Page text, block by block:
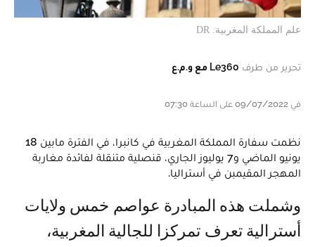
علم المملكة المغربية. DR
تحرير من طرف Le360 مع و.م.ع
في 09/07/2022 على الساعة 07:30
نظمت سفارة المملكة المغربية في كانبرا، في الفترة مابين 18
يونيو الماضي و7 يوليوز الجاري، قنصلية متنقلة لفائدة مغاربة
المهجر المقيمبن في أستراليا.
وشملت هذه المبادرة عواصم خمس ولايات
أسترالية تعرف تمركزا للجالية المغربية،